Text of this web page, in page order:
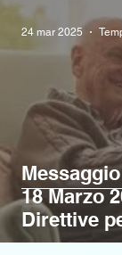
Messaggio
18 Marzo
Direttive
24 mar 2025